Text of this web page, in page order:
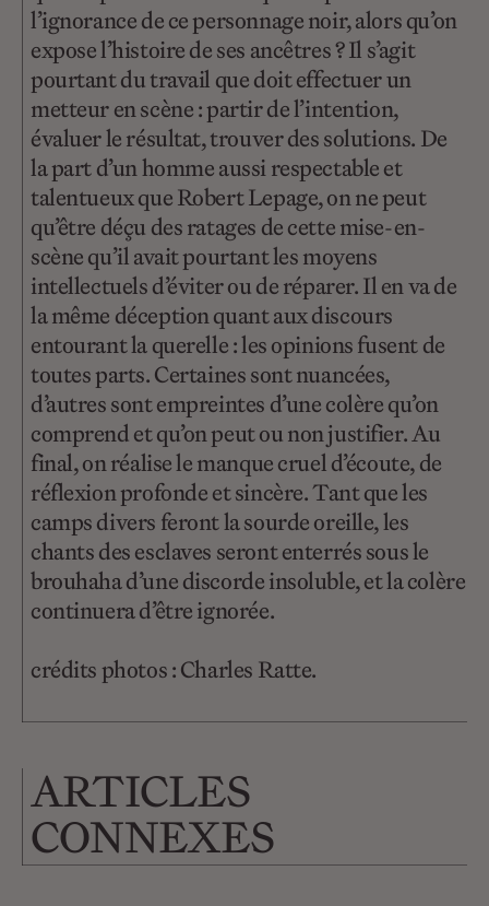
l’ignorance de ce personnage noir, alors qu’on
expose l’histoire de ses ancêtres ? Il s’agit
pourtant du travail que doit effectuer un
metteur en scène : partir de l’intention,
évaluer le résultat, trouver des solutions. De
la part d’un homme aussi respectable et
talentueux que Robert Lepage, on ne peut
qu’être déçu des ratages de cette mise-en-
scène qu’il avait pourtant les moyens
intellectuels d’éviter ou de réparer. Il en va de
la même déception quant aux discours
entourant la querelle : les opinions fusent de
toutes parts. Certaines sont nuancées,
d’autres sont empreintes d’une colère qu’on
comprend et qu’on peut ou non justifier. Au
final, on réalise le manque cruel d’écoute, de
réflexion profonde et sincère. Tant que les
camps divers feront la sourde oreille, les
chants des esclaves seront enterrés sous le
brouhaha d’une discorde insoluble, et la colère
continuera d’être ignorée.
crédits photos : Charles Ratte.
ARTICLES
CONNEXES